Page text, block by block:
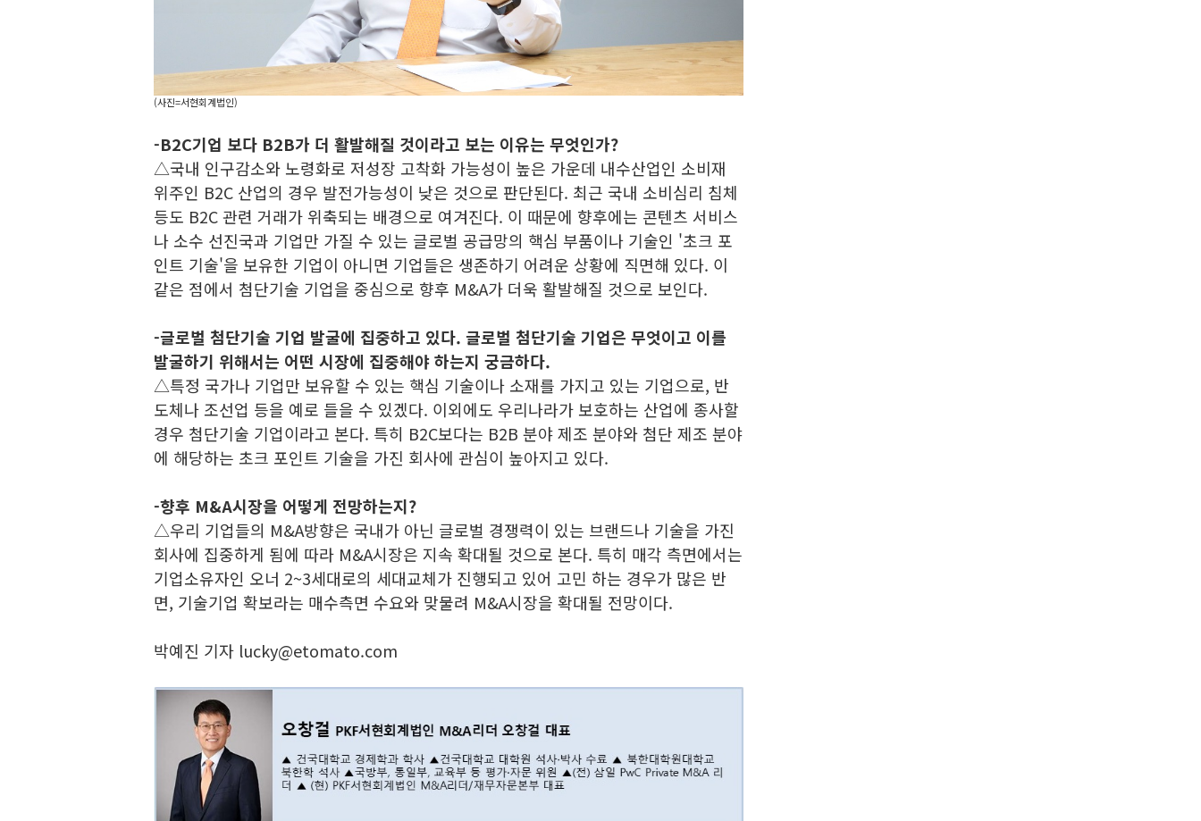
(사진=서현회계법인)
-B2C기업 보다 B2B가 더 활발해질 것이라고 보는 이유는 무엇인가?
△국내 인구감소와 노령화로 저성장 고착화 가능성이 높은 가운데 내수산업인 소비재
위주인 B2C 산업의 경우 발전가능성이 낮은 것으로 판단된다. 최근 국내 소비심리 침체
등도 B2C 관련 거래가 위축되는 배경으로 여겨진다. 이 때문에 향후에는 콘텐츠 서비스
나 소수 선진국과 기업만 가질 수 있는 글로벌 공급망의 핵심 부품이나 기술인 '초크 포
인트 기술'을 보유한 기업이 아니면 기업들은 생존하기 어려운 상황에 직면해 있다. 이
같은 점에서 첨단기술 기업을 중심으로 향후 M&A가 더욱 활발해질 것으로 보인다.
-글로벌 첨단기술 기업 발굴에 집중하고 있다. 글로벌 첨단기술 기업은 무엇이고 이를
발굴하기 위해서는 어떤 시장에 집중해야 하는지 궁금하다.
△특정 국가나 기업만 보유할 수 있는 핵심 기술이나 소재를 가지고 있는 기업으로, 반
도체나 조선업 등을 예로 들을 수 있겠다. 이외에도 우리나라가 보호하는 산업에 종사할
경우 첨단기술 기업이라고 본다. 특히 B2C보다는 B2B 분야 제조 분야와 첨단 제조 분야
에 해당하는 초크 포인트 기술을 가진 회사에 관심이 높아지고 있다.
-향후 M&A시장을 어떻게 전망하는지?
△우리 기업들의 M&A방향은 국내가 아닌 글로벌 경쟁력이 있는 브랜드나 기술을 가진
회사에 집중하게 됨에 따라 M&A시장은 지속 확대될 것으로 본다. 특히 매각 측면에서는
기업소유자인 오너 2~3세대로의 세대교체가 진행되고 있어 고민 하는 경우가 많은 반
면, 기술기업 확보라는 매수측면 수요와 맞물려 M&A시장을 확대될 전망이다.
박예진 기자 lucky@etomato.com